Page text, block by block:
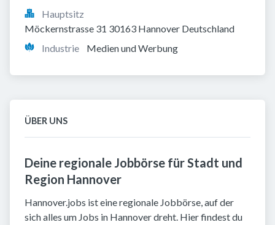
Hauptsitz
Möckernstrasse 31 30163 Hannover Deutschland
Industrie
Medien und Werbung
ÜBER UNS
Deine regionale Jobbörse für Stadt und
Region Hannover
Hannover.jobs ist eine regionale Jobbörse, auf der
sich alles um Jobs in Hannover dreht. Hier findest du